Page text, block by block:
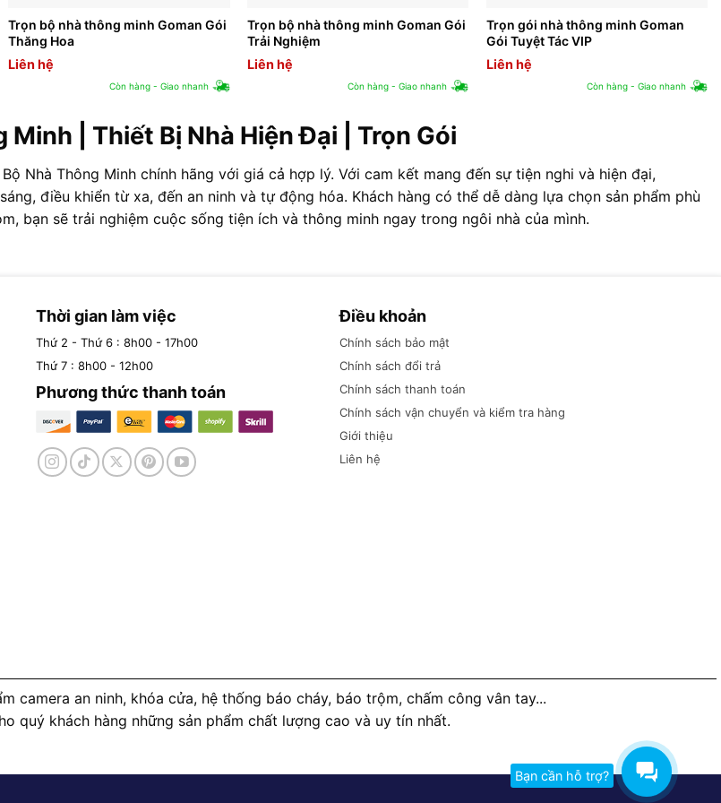
Trọn bộ nhà thông minh Goman Gói
Thăng Hoa
Liên hệ
Còn hàng - Giao nhanh
Trọn bộ nhà thông minh Goman Gói
Trải Nghiệm
Liên hệ
Còn hàng - Giao nhanh
Trọn gói nhà thông minh Goman
Gói Tuyệt Tác VIP
Liên hệ
Còn hàng - Giao nhanh
Minh | Thiết Bị Nhà Hiện Đại | Trọn Gói
Nhà Thông Minh chính hãng với giá cả hợp lý. Với cam kết mang đến sự tiện nghi và hiện đại,
điều khiển từ xa, đến an ninh và tự động hóa. Khách hàng có thể dễ dàng lựa chọn sản phẩm phù
bạn sẽ trải nghiệm cuộc sống tiện ích và thông minh ngay trong ngôi nhà của mình.
Thời gian làm việc
Thứ 2 - Thứ 6 : 8h00 - 17h00
Thứ 7 : 8h00 - 12h00
Phương thức thanh toán
Điều khoản
Chính sách bảo mật
Chính sách đổi trả
Chính sách thanh toán
Chính sách vận chuyển và kiểm tra hàng
Giới thiệu
Liên hệ
camera an ninh, khóa cửa, hệ thống báo cháy, báo trộm, chấm công vân tay...
quý khách hàng những sản phẩm chất lượng cao và uy tín nhất.
Bạn cần hỗ trợ?